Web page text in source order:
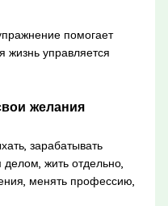
помогает
жизнь управляется
желания
зарабатывать
жить отдельно,
менять профессию,